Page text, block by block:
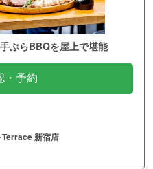
ぶらBBQを屋上で堪能
・予約
Terrace 新宿店